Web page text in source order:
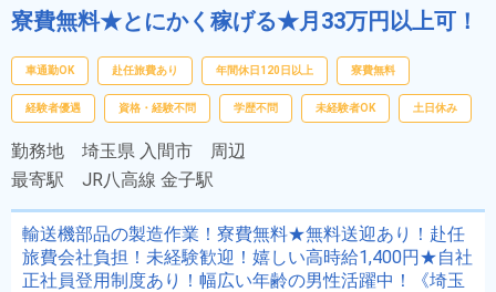
寮費無料★とにかく稼げる★月33万円以上可！
車通勤OK 赴任旅費あり 年間休日120日以上 寮費無料
経験者優遇 資格・経験不問 学歴不問 未経験者OK 土日休み
勤務地 埼玉県 入間市 周辺
最寄駅 JR八高線 金子駅
輸送機部品の製造作業！寮費無料★無料送迎あり！赴任
旅費会社負担！未経験歓迎！嬉しい高時給1,400円★自社
正社員登用制度あり！幅広い年齢の男性活躍中！《埼玉